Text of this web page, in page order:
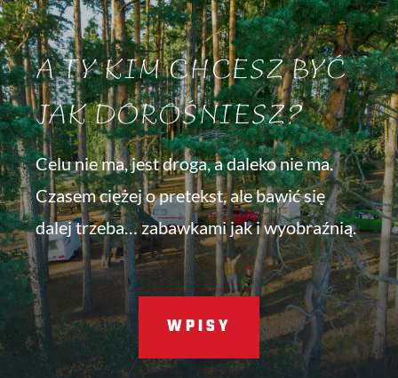
A TY KIM CHCESZ BYĆ
JAK DOROŚNIESZ?
Celu nie ma, jest droga, a daleko nie ma.
Czasem ciężej o pretekst, ale bawić się
dalej trzeba… zabawkami jak i wyobraźnią.
WPISY